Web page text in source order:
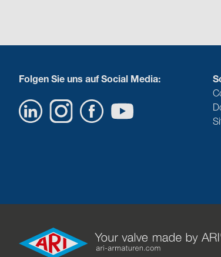
Folgen Sie uns auf Social Media: